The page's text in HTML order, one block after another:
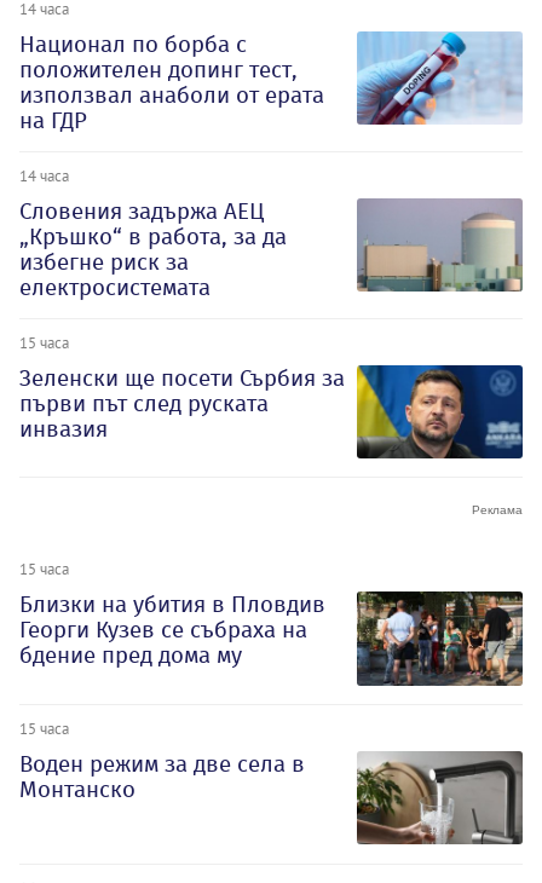
14 часа
Национал по борба с
положителен допинг тест,
използвал анаболи от ерата
на ГДР
14 часа
Словения задържа АЕЦ
„Кръшко“ в работа, за да
избегне риск за
електросистемата
15 часа
Зеленски ще посети Сърбия за
първи път след руската
инвазия
15 часа
Близки на убития в Пловдив
Георги Кузев се събраха на
бдение пред дома му
15 часа
Воден режим за две села в
Монтанско